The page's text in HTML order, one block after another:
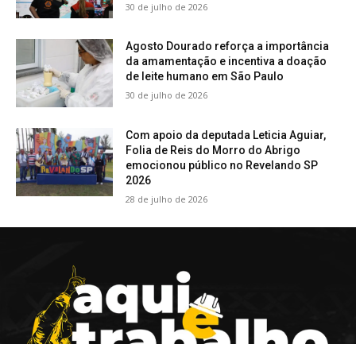
30 de julho de 2026
Agosto Dourado reforça a importância
da amamentação e incentiva a doação
de leite humano em São Paulo
30 de julho de 2026
Com apoio da deputada Leticia Aguiar,
Folia de Reis do Morro do Abrigo
emocionou público no Revelando SP
2026
28 de julho de 2026